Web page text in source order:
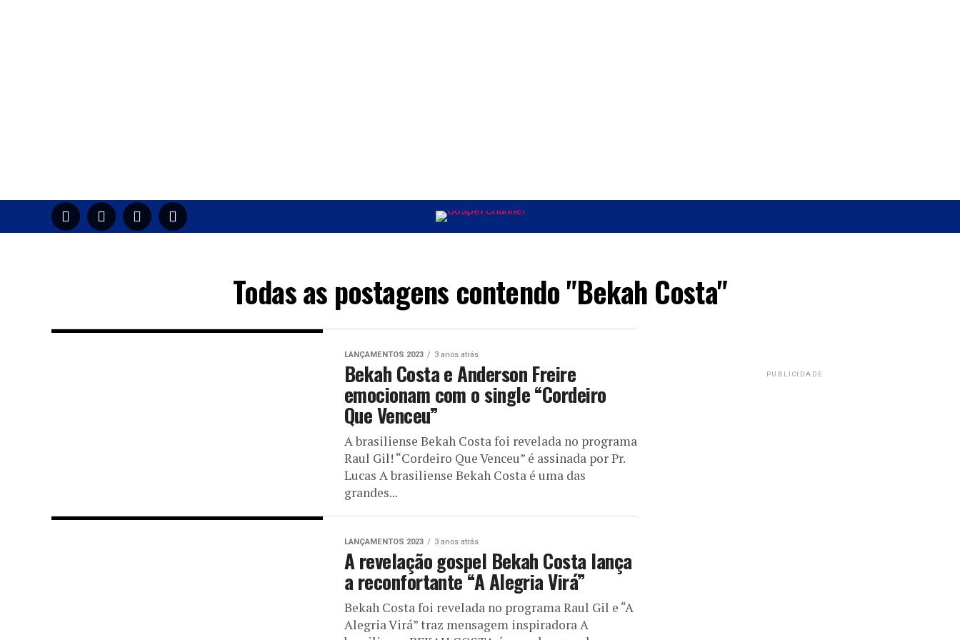
Todas as postagens contendo "Bekah Costa"
LANÇAMENTOS 2023 3 anos atrás
Bekah Costa e Anderson Freire
emocionam com o single “Cordeiro
Que Venceu”
A brasiliense Bekah Costa foi revelada no programa
Raul Gil! “Cordeiro Que Venceu” é assinada por Pr.
Lucas A brasiliense Bekah Costa é uma das
grandes...
LANÇAMENTOS 2023 3 anos atrás
A revelação gospel Bekah Costa lança
a reconfortante “A Alegria Virá”
Bekah Costa foi revelada no programa Raul Gil e “A
Alegria Virá” traz mensagem inspiradora A
PUBLICIDADE